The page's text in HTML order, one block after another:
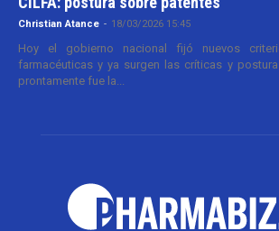
Christian Atance - 18/03/2026 15:45
Hoy el gobierno nacional fijó nuevos
farmacéuticas y ya surgen las críticas y
prontamente fue la...